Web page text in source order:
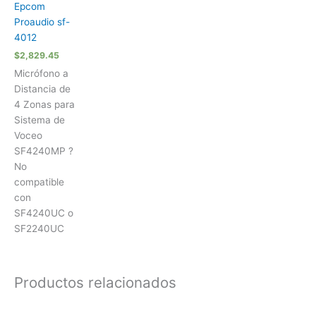
Epcom
Proaudio sf-
4012
$2,829.45
Micrófono a
Distancia de
4 Zonas para
Sistema de
Voceo
SF4240MP ?
No
compatible
con
SF4240UC o
SF2240UC
Productos relacionados